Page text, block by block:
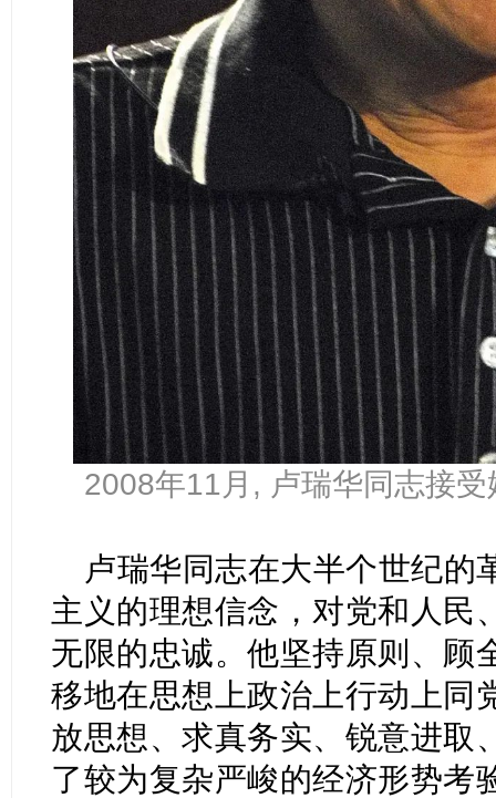
2008年11月, 卢瑞华同志接
卢瑞华同志在大半个世纪的
主义的理想信念，对党和人民
无限的忠诚。他坚持原则、顾
移地在思想上政治上行动上同
放思想、求真务实、锐意进取
了较为复杂严峻的经济形势考